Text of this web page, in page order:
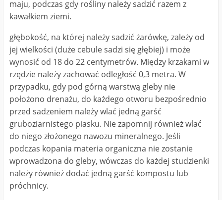
maju, podczas gdy rośliny należy sadzić razem z
kawałkiem ziemi.
głębokość, na której należy sadzić żarówkę, zależy od
jej wielkości (duże cebule sadzi się głębiej) i może
wynosić od 18 do 22 centymetrów. Między krzakami w
rzędzie należy zachować odległość 0,3 metra. W
przypadku, gdy pod górną warstwą gleby nie
położono drenażu, do każdego otworu bezpośrednio
przed sadzeniem należy wlać jedną garść
gruboziarnistego piasku. Nie zapomnij również wlać
do niego złożonego nawozu mineralnego. Jeśli
podczas kopania materia organiczna nie zostanie
wprowadzona do gleby, wówczas do każdej studzienki
należy również dodać jedną garść kompostu lub
próchnicy.